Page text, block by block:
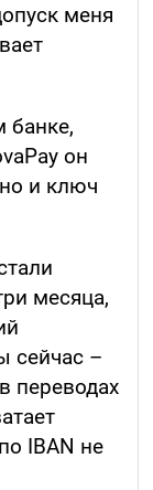
меня
банке,
он
и ключ
месяца,
сейчас –
переводах
IBAN не